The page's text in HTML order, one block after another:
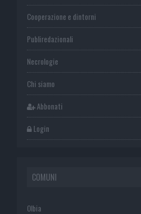
Cooperazione e dintorni
Publiredazionali
Necrologie
Chi siamo
Abbonati
Login
COMUNI
Olbia